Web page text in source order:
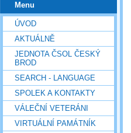
Menu
ÚVOD
AKTUÁLNĚ
JEDNOTA ČSOL ČESKÝ
BROD
SEARCH - LANGUAGE
SPOLEK A KONTAKTY
VÁLEČNÍ VETERÁNI
VIRTUÁLNÍ PAMÁTNÍK